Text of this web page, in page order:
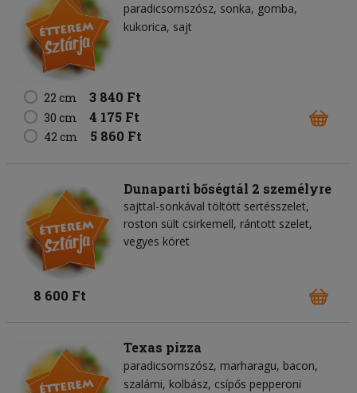
paradicsomszósz sonka gomba
kukorica sajt
22 cm 3 840 Ft
30 cm 4 175 Ft
42 cm 5 860 Ft
Dunaparti bőségtál 2 személyre
sajttal-sonkával töltött sertésszelet,
roston sült csirkemell, rántott szelet,
vegyes köret
8 600 Ft
Texas pizza
paradicsomszósz marharagu bacon
szalámi kolbász csípős pepperoni